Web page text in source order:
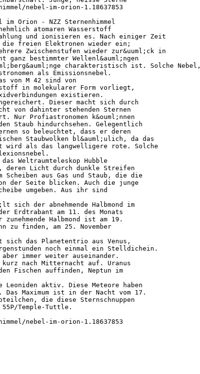
nebel-im-orion-1.18637853
im Orion - NZZ Sternenhimmel
atomaren Wasserstoff
und ionisieren es. Nach einiger Zeit
die freien Elektronen wieder ein;
Zwischenstufen wieder zur&uuml;ck in
ganz bestimmter Wellenl&auml;ngen
charakteristisch ist. Solche Nebel,
als Emissionsnebel.
von M 42 sind von
in molekularer Form vorliegt,
existieren.
Dieser macht sich durch
von dahinter stehenden Sternen
Nur Profiastronomen k&ouml;nnen
Staub hindurchsehen. Gelegentlich
so beleuchtet, dass er deren
Staubwolken bl&auml;ulich, da das
wird als das langwelligere rote. Solche
Weltraumteleskop Hubble
deren Licht durch dunkle Streifen
aus Gas und Staub, die die
der Seite blicken. Auch die junge
umgeben. Aus ihr sind
sich der abnehmende Halbmond im
Erdtrabant am 11. des Monats
Halbmond ist am 19.
zu finden, am 25. November
sich das Planetentrio aus Venus,
noch einmal ein Stelldichein.
immer weiter auseinander.
kurz nach Mitternacht auf. Uranus
Fischen auffinden, Neptun im
Leoniden aktiv. Diese Meteore haben
Maximum ist in der Nacht vom 17.
die diese Sternschnuppen
55P/Temple-Tuttle.
nebel-im-orion-1.18637853